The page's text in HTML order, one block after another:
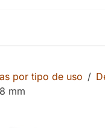
por tipo de uso
mm